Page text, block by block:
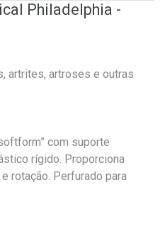
Philadelphia -
artrites, artroses e outras
com suporte
rígido. Proporciona
rotação. Perfurado para